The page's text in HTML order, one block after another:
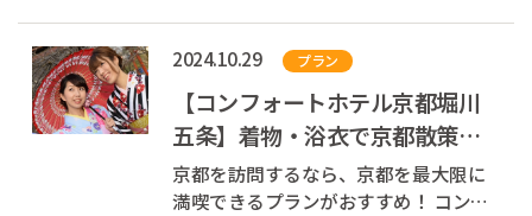
屋です。 ベッド横にはL字型ソファを配
置。読書やおしゃべり、くつろぎの時
間にぴったりです。 さらに、ボルスタ
ーク...
2024.10.29 プラン
【コンフォートホテル京都堀川
五条】着物・浴衣で京都散策！
お部屋で着付け付プラン
京都を訪問するなら、京都を最大限に
満喫できるプランがおすすめ！ コンフ